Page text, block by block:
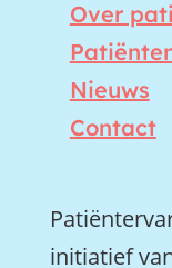
Over
Nieuws
Contact
initiatief